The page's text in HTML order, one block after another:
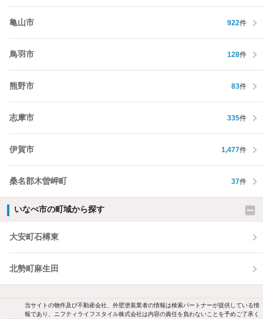
亀山市 922件
鳥羽市 128件
熊野市 83件
志摩市 335件
伊賀市 1,477件
桑名郡木曽岬町 37件
いなべ市の町域から探す
大安町石榑東
北勢町麻生田
当サイトの物件及び不動産会社、外壁塗装業者の情報は検索パートナーが提供している情
報であり、ニフティライフスタイル株式会社は内容の責任を負わないことを予めご了承く